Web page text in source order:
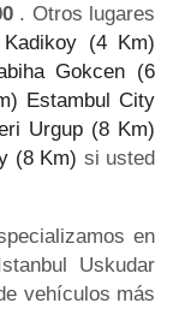
. Otros lugares
Kadikoy (4 Km)
Gokcen (6
Estambul City
Urgup (8 Km)
(8 Km) si usted
en
Uskudar
vehículos más